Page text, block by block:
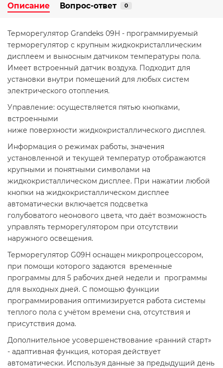
Описание Вопрос-ответ 0
Терморегулятор Grandeks 09H - программируемый
терморегулятор с крупным жидкокристаллическим
дисплеем и выносным датчиком температуры пола.
Имеет встроенный датчик воздуха. Подходит для
установки внутри помещений для любых систем
электрического отопления.
Управление: осуществляется пятью кнопками,
встроенными
ниже поверхности жидкокристаллического дисплея.
Информация о режимах работы, значения
установленной и текущей температур отображаются
крупными и понятными символами на
жидкокристаллическом дисплее. При нажатии любой
кнопки на жидкокристаллическом дисплее
автоматически включается подсветка
голубоватого неонового цвета, что даёт возможность
управлять терморегулятором при отсутствии
наружного освещения.
Терморегулятор G09H оснащен микропроцессором,
при помощи которого задаются временные
программы для 5 рабочих дней недели и программы
для выходных дней. С помощью функции
программирования оптимизируется работа системы
теплого пола с учётом времени сна, отсутствия и
присутствия дома.
Дополнительное усовершенствование «ранний старт»
- адаптивная функция, которая действует
автоматически. Используя данные за предыдущий день